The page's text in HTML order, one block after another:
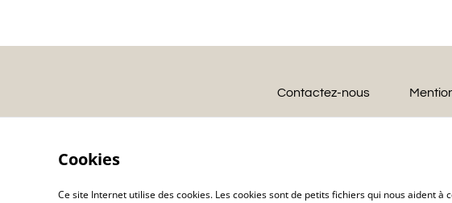
Contactez-nous
Cookies
Ce site Internet utilise des cookies. Les cookies sont de petits fichiers qui nous aident à